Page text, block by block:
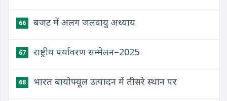
66 बजट में अलग जलवायु अध्याय
67 राष्ट्रीय पर्यावरण सम्मेलन–2025
68 भारत बायोफ्यूल उत्पादन में तीसरे स्थान पर